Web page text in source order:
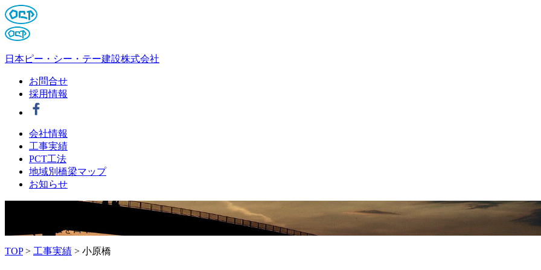
日本ピー・シー・テー建設株式会社
お問合せ
採用情報
会社情報
工事実績
PCT工法
地域別橋梁マップ
お知らせ
橋のある風景を日本PCTは描き続けます。
TOP> 工事実績 > 小原橋